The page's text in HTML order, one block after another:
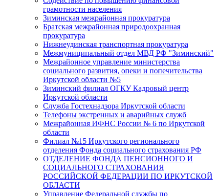
грамотности населения
Зиминская межрайонная прокуратура
Братская межрайонная природоохранная
прокуратура
Нижнеудинская транспортная прокуратура
Межмуниципальный отдел МВД РФ "Зиминский"
Межрайонное управление министерства
социального развития, опеки и попечительства
Иркутской области №5
Зиминский филиал ОГКУ Кадровый центр
Иркутской области
Служба Гостехнадзора Иркутской области
Телефоны экстренных и аварийных служб
Межрайонная ИФНС России № 6 по Иркутской
области
Филиал №15 Иркутского регионального
отделения Фонда социального страхования РФ
ОТДЕЛЕНИЕ ФОНДА ПЕНСИОННОГО И
СОЦИАЛЬНОГО СТРАХОВАНИЯ
РОССИЙСКОЙ ФЕДЕРАЦИИ ПО ИРКУТСКОЙ
ОБЛАСТИ
Управление Федеральной службы по